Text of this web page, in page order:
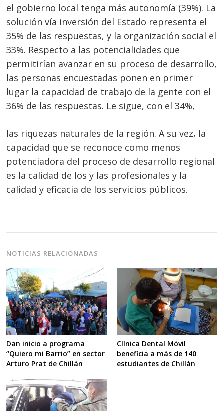
el gobierno local tenga más autonomía (39%). La
solución vía inversión del Estado representa el
35% de las respuestas, y la organización social el
33%. Respecto a las potencialidades que
permitirían avanzar en su proceso de desarrollo,
las personas encuestadas ponen en primer
lugar la capacidad de trabajo de la gente con el
36% de las respuestas. Le sigue, con el 34%,
las riquezas naturales de la región. A su vez, la
capacidad que se reconoce como menos
potenciadora del proceso de desarrollo regional
es la calidad de los y las profesionales y la
calidad y eficacia de los servicios públicos.
NOTICIAS RELACIONADAS
Dan inicio a programa
“Quiero mi Barrio” en sector
Arturo Prat de Chillán
Clínica Dental Móvil
beneficia a más de 140
estudiantes de Chillán